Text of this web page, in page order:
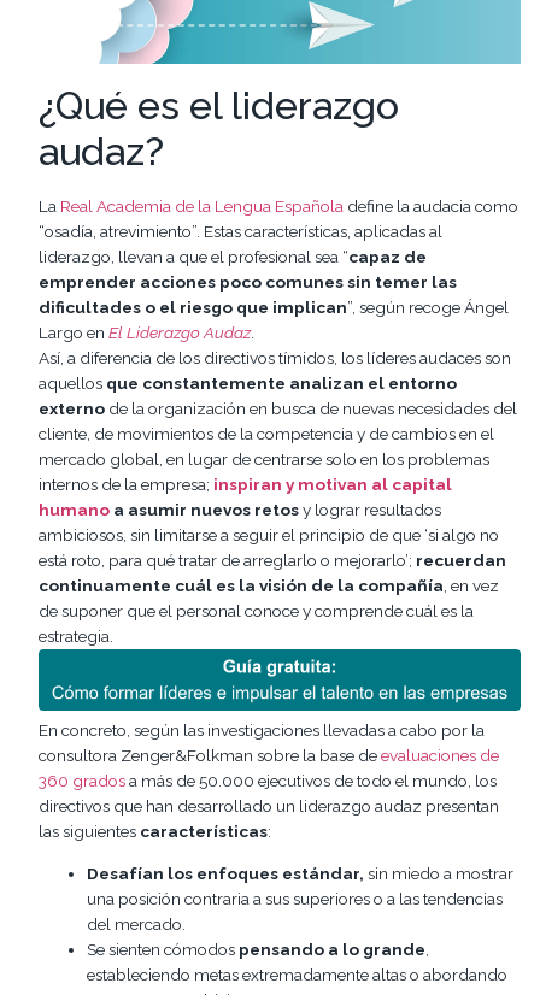
¿Qué es el liderazgo
audaz?
La Real Academia de la Lengua Española define la audacia como
“osadía, atrevimiento”. Estas características, aplicadas al
liderazgo, llevan a que el profesional sea “capaz de
emprender acciones poco comunes sin temer las
dificultades o el riesgo que implican”, según recoge Ángel
Largo en El Liderazgo Audaz.
Así, a diferencia de los directivos tímidos, los líderes audaces son
aquellos que constantemente analizan el entorno
externo de la organización en busca de nuevas necesidades del
cliente, de movimientos de la competencia y de cambios en el
mercado global, en lugar de centrarse solo en los problemas
internos de la empresa; inspiran y motivan al capital
humano a asumir nuevos retosy lograr resultados
ambiciosos, sin limitarse a seguir el principio de que ‘si algo no
está roto, para qué tratar de arreglarlo o mejorarlo’; recuerdan
continuamente cuál es la visión de la compañía , en vez
de suponer que el personal conoce y comprende cuál es la
estrategia.
En concreto, según las investigaciones llevadas a cabo por la
consultora Zenger&Folkman sobre la base deevaluaciones de
360 gradosa más de 50.000 ejecutivos de todo el mundo, los
directivos que han desarrollado un liderazgo audaz presentan
las siguientes características:
Desafían los enfoques estándar, sin miedo a mostrar
una posición contraria a sus superiores o a las tendencias
del mercado.
Se sienten cómodos pensando a lo grande
estableciendo metas extremadamente altas o abordando